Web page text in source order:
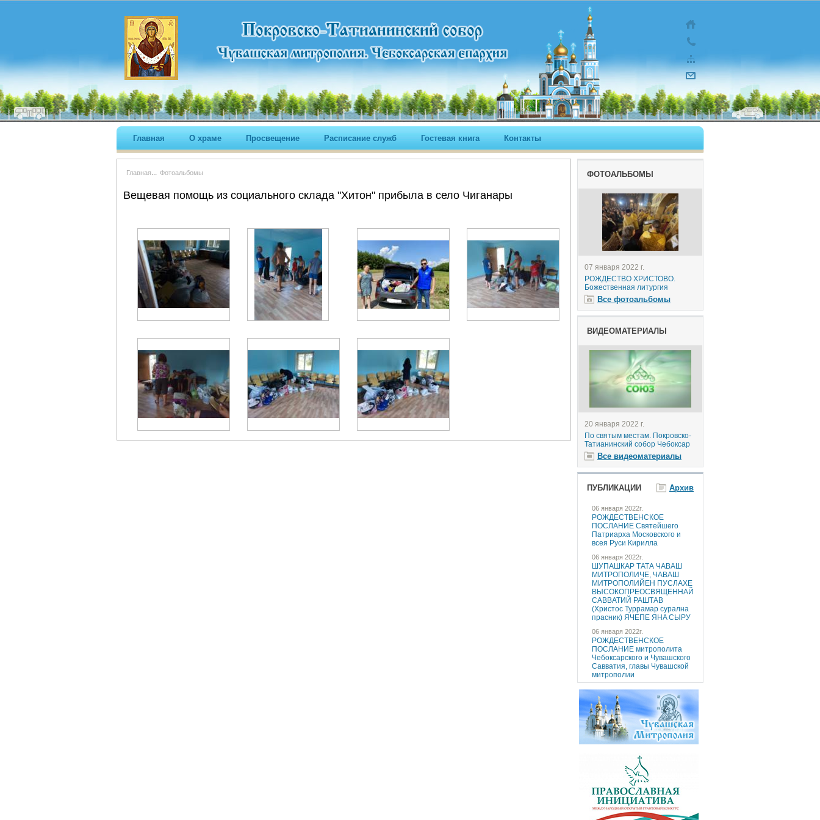
Главная О храме Просвещение Расписание служб Гостевая книга Контакты
Главная... Фотоальбомы
Вещевая помощь из социального склада "Хитон" прибыла в село Чиганары
ФОТОАЛЬБОМЫ
07 января 2022 г.
РОЖДЕСТВО ХРИСТОВО.
Божественная литургия
Все фотоальбомы
ВИДЕОМАТЕРИАЛЫ
20 января 2022 г.
По святым местам. Покровско-
Татианинский собор Чебоксар
Все видеоматериалы
Архив
ПУБЛИКАЦИИ
06 января 2022г.
РОЖДЕСТВЕНСКОЕ
ПОСЛАНИЕ Святейшего
Патриарха Московского и
всея Руси Кирилла
06 января 2022г.
ШУПАШКАР ТАТА ЧAВАШ
МИТРОПОЛИЧE, ЧAВАШ
МИТРОПОЛИЙEН ПУCЛAХE
ВЫСОКОПРЕОСВЯЩЕННAЙ
САВВАТИЙ РАШТАВ
(Христос Туррaмaр cуралнa
праcник) ЯЧEПЕ ЯНA CЫРУ
06 января 2022г.
РОЖДЕСТВЕНСКОЕ
ПОСЛАНИЕ митрополита
Чебоксарского и Чувашского
Савватия, главы Чувашской
митрополии